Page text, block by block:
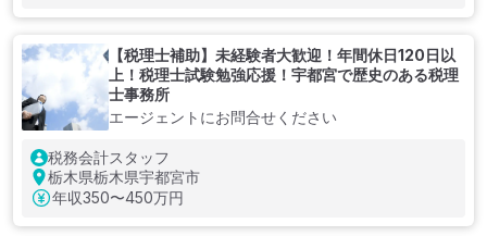
【税理士補助】未経験者大歓迎！年間休日120日以
上！税理士試験勉強応援！宇都宮で歴史のある税理
士事務所
エージェントにお問合せください
税務会計スタッフ
栃木県栃木県宇都宮市
年収350〜450万円